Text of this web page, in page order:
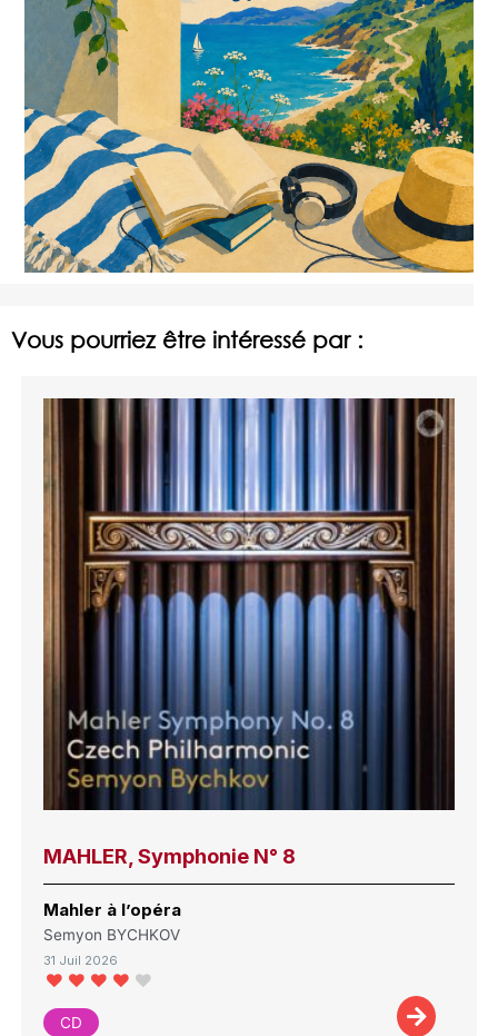
Vous pourriez être intéressé par :
MAHLER, Symphonie N° 8
Mahler à l’opéra
Semyon BYCHKOV
31 Juil 2026
CD